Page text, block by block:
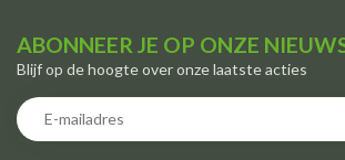
ABONNEER JE OP ONZE
Blijf op de hoogte over onze laatste acties